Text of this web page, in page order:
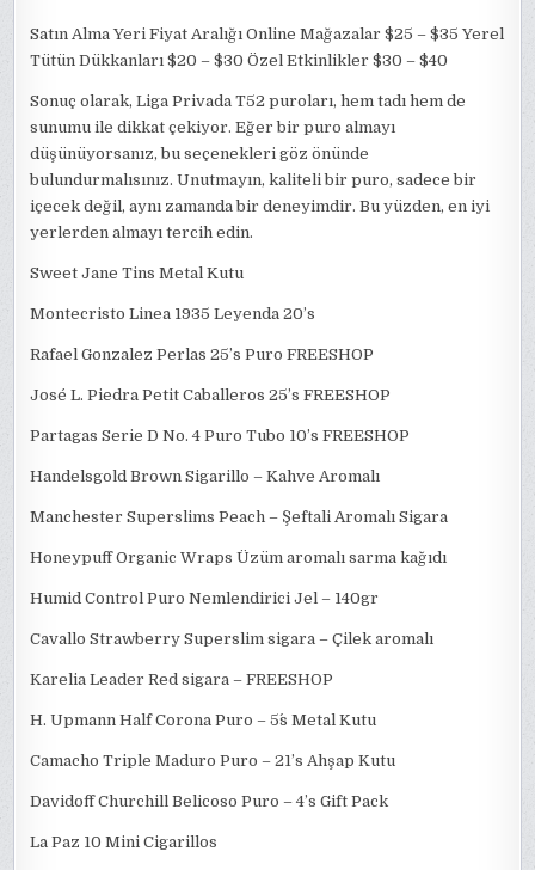
Satın Alma Yeri Fiyat Aralığı Online Mağazalar $25 – $35 Yerel
Tütün Dükkanları $20 – $30 Özel Etkinlikler $30 – $40
Sonuç olarak, Liga Privada T52 puroları, hem tadı hem de
sunumu ile dikkat çekiyor. Eğer bir puro almayı
düşünüyorsanız, bu seçenekleri göz önünde
bulundurmalısınız. Unutmayın, kaliteli bir puro, sadece bir
içecek değil, aynı zamanda bir deneyimdir. Bu yüzden, en iyi
yerlerden almayı tercih edin.
Sweet Jane Tins Metal Kutu
Montecristo Linea 1935 Leyenda 20’s
Rafael Gonzalez Perlas 25’s Puro FREESHOP
José L. Piedra Petit Caballeros 25’s FREESHOP
Partagas Serie D No. 4 Puro Tubo 10’s FREESHOP
Handelsgold Brown Sigarillo – Kahve Aromalı
Manchester Superslims Peach – Şeftali Aromalı Sigara
Honeypuff Organic Wraps Üzüm aromalı sarma kağıdı
Humid Control Puro Nemlendirici Jel – 140gr
Cavallo Strawberry Superslim sigara – Çilek aromalı
Karelia Leader Red sigara – FREESHOP
H. Upmann Half Corona Puro – 5´s Metal Kutu
Camacho Triple Maduro Puro – 21’s Ahşap Kutu
Davidoff Churchill Belicoso Puro – 4’s Gift Pack
La Paz 10 Mini Cigarillos